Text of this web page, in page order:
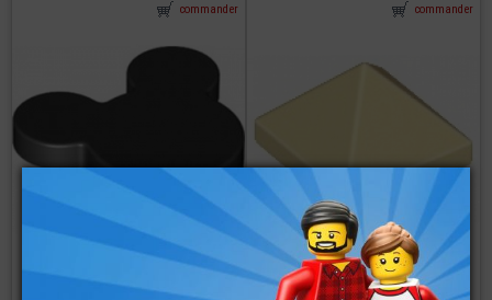
LEGO® Brique
Lisse 2x2x2/3
Forme Tête de
commander
LEGO® Tuile
1x1x2/3 Pyramide
commander